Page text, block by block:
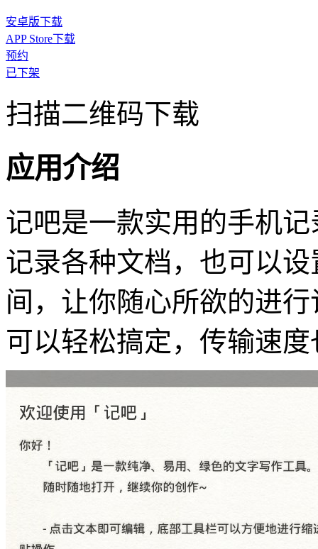
安卓版下载
APP Store下载
预约
已下架
扫描二维码下载
应用介绍
记吧是一款实用的手机
记录各种文档，也可以
间，让你随心所欲的进
可以轻松搞定，传输速